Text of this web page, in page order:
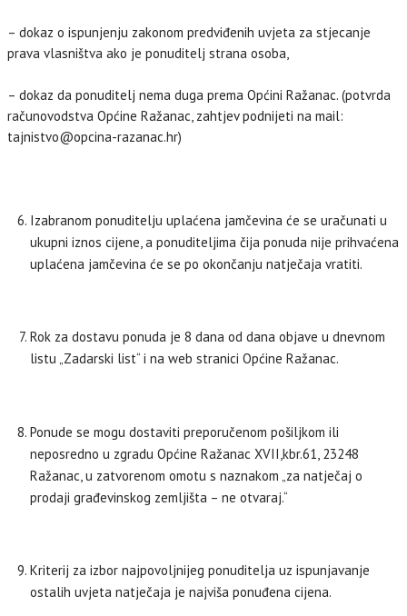
– dokaz o ispunjenju zakonom predviđenih uvjeta za stjecanje
prava vlasništva ako je ponuditelj strana osoba,
– dokaz da ponuditelj nema duga prema Općini Ražanac. (potvrda
računovodstva Općine Ražanac, zahtjev podnijeti na mail:
tajnistvo@opcina-razanac.hr)
Izabranom ponuditelju uplaćena jamčevina će se uračunati u
ukupni iznos cijene, a ponuditeljima čija ponuda nije prihvaćena
uplaćena jamčevina će se po okončanju natječaja vratiti.
Rok za dostavu ponuda je 8 dana od dana objave u dnevnom
listu „Zadarski list“ i na web stranici Općine Ražanac.
Ponude se mogu dostaviti preporučenom pošiljkom ili
neposredno u zgradu Općine Ražanac XVII,kbr.61, 23248
Ražanac, u zatvorenom omotu s naznakom „za natječaj o
prodaji građevinskog zemljišta – ne otvaraj.“
Kriterij za izbor najpovoljnijeg ponuditelja uz ispunjavanje
ostalih uvjeta natječaja je najviša ponuđena cijena.